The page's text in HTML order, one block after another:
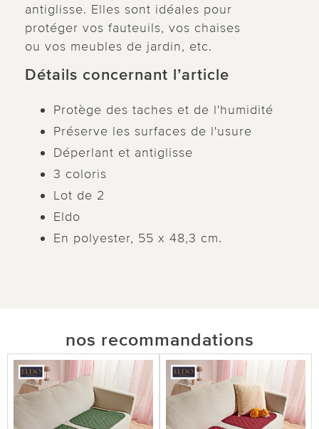
antiglisse. Elles sont idéales pour
protéger vos fauteuils, vos chaises
ou vos meubles de jardin, etc.
Détails concernant l’article
Protège des taches et de l'humidité
Préserve les surfaces de l'usure
Déperlant et antiglisse
3 coloris
Lot de 2
Eldo
En polyester, 55 x 48,3 cm.
nos recommandations